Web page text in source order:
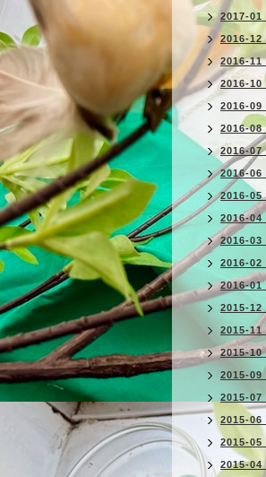
2017-01
2016-12
2016-11
2016-10
2016-09
2016-08
2016-07
2016-06
2016-05
2016-04
2016-03
2016-02
2016-01
2015-12
2015-11
2015-10
2015-09
2015-07
2015-06
2015-05
2015-04